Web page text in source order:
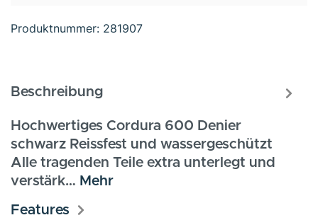
Produktnummer: 281907
Beschreibung
Hochwertiges Cordura 600 Denier
schwarz Reissfest und wassergeschützt
Alle tragenden Teile extra unterlegt und
verstärk… Mehr
Features